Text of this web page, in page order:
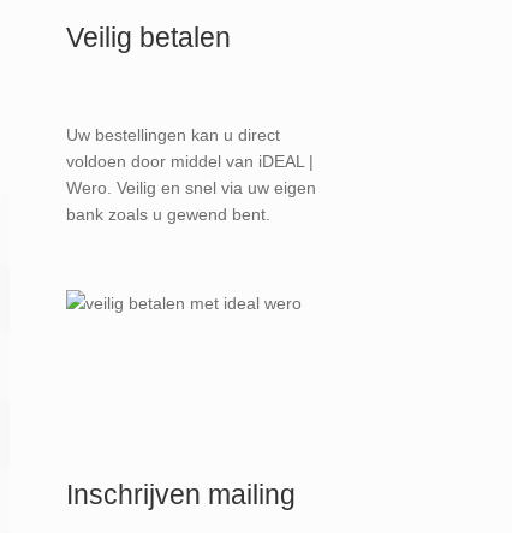
Veilig betalen
Uw bestellingen kan u direct
voldoen door middel van iDEAL |
Wero. Veilig en snel via uw eigen
bank zoals u gewend bent.
Inschrijven mailing